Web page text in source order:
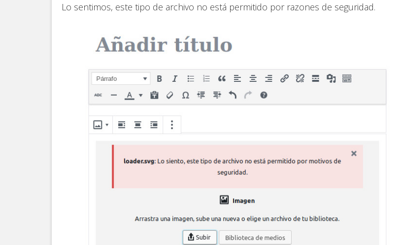
Lo sentimos, este tipo de archivo no está permitido por razones de seguridad.